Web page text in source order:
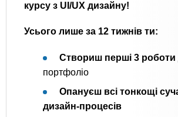
курсу з UI/UX дизайну!
Усього лише за 12 тижнів ти:
Створиш перші 3 роботи
портфоліо
Опануєш всі тонкощі
дизайн-процесів